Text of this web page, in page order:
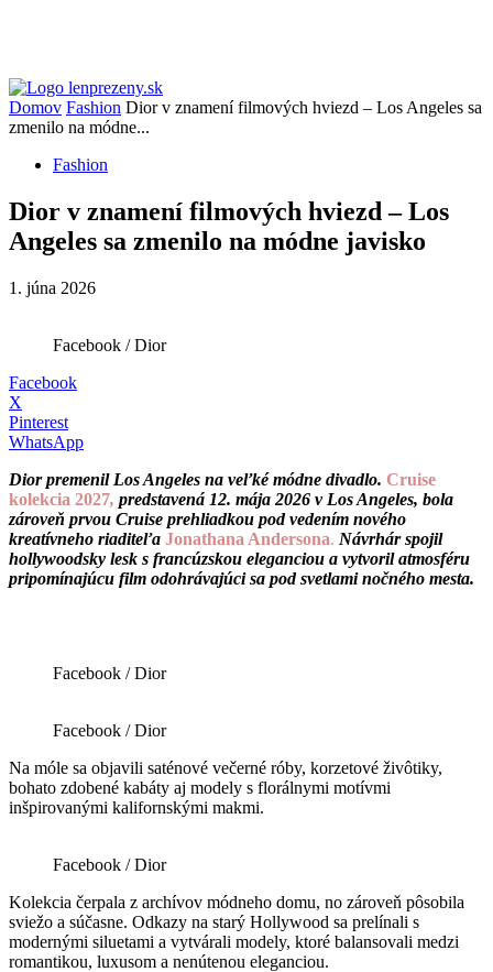
Domov Fashion Dior v znamení filmových hviezd – Los Angeles sa
zmenilo na módne...
Fashion
Dior v znamení filmových hviezd – Los
Angeles sa zmenilo na módne javisko
1. júna 2026
Facebook / Dior
Facebook
X
Pinterest
WhatsApp
Dior premenil Los Angeles na veľké módne divadlo. Cruise
kolekcia 2027, predstavená 12. mája 2026 v Los Angeles, bola
zároveň prvou Cruise prehliadkou pod vedením nového
kreatívneho riaditeľa Jonathana Andersona. Návrhár spojil
hollywoodsky lesk s francúzskou eleganciou a vytvoril atmosféru
pripomínajúcu film odohrávajúci sa pod svetlami nočného mesta.
Facebook / Dior
Facebook / Dior
Na móle sa objavili saténové večerné róby, korzetové živôtiky,
bohato zdobené kabáty aj modely s florálnymi motívmi
inšpirovanými kalifornskými makmi.
Facebook / Dior
Kolekcia čerpala z archívov módneho domu, no zároveň pôsobila
sviežo a súčasne. Odkazy na starý Hollywood sa prelínali s
modernými siluetami a vytvárali modely, ktoré balansovali medzi
romantikou, luxusom a nenútenou eleganciou.